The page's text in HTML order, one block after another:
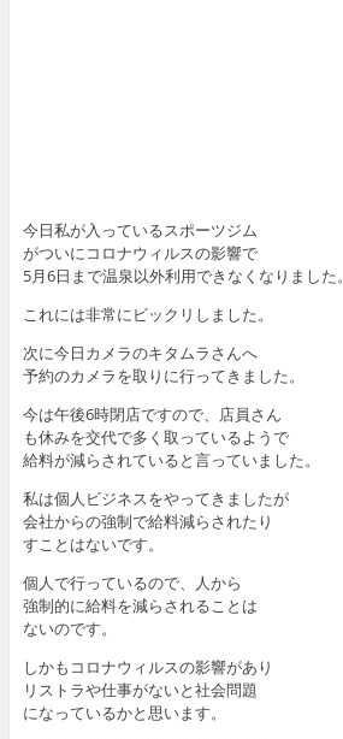
今日私が入っているスポーツジム
がついにコロナウィルスの影響で
5月6日まで温泉以外利用できなくなりました。
これには非常にビックリしました。
次に今日カメラのキタムラさんへ
予約のカメラを取りに行ってきました。
今は午後6時閉店ですので、店員さん
も休みを交代で多く取っているようで
給料が減らされていると言っていました。
私は個人ビジネスをやってきましたが
会社からの強制で給料減らされたり
すことはないです。
個人で行っているので、人から
強制的に給料を減らされることは
ないのです。
しかもコロナウィルスの影響があり
リストラや仕事がないと社会問題
になっているかと思います。